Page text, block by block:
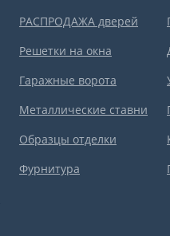
РАСПРОДАЖА дверей
Решетки на окна
Гаражные ворота
Металлические ставни
Образцы отделки
Фурнитура